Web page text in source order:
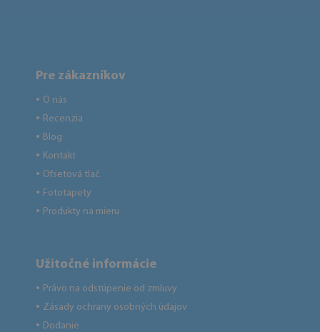
Pre zákazníkov
● O nás
● Recenzia
● Blog
● Kontakt
● Ofsetová tlač
● Fototapety
● Produkty na mieru
Užitočné informácie
● Právo na odstúpenie od zmluvy
● Zásady ochrany osobných údajov
● Dodanie